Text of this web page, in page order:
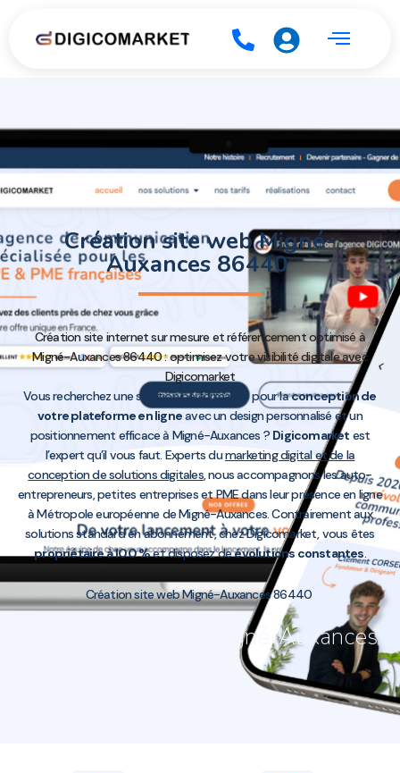
Création site web Migné-
Auxances 86440
Création site internet sur mesure et référencement optimisé à
Migné-Auxances 86440 : optimisez votre visibilité digitale avec
Digicomarket
Vous recherchez une solution performante pour laconception de
votre plateforme en ligneavec un design personnalisé et un
positionnement efficace à Migné-Auxances ? Digicomarket est
l’expert qu’il vous faut. Experts dumarketing digital et de la
conception de solutions digitales, nous accompagnons les auto-
entrepreneurs, petites entreprises et PME dans leur présence en ligne
à Métropole européenne de Migné-Auxances. Contrairement aux
solutions standard en abonnement, chez Digicomarket, vous êtes
propriétaire à 100 %et disposez deévolutions constantes
Création site web Migné-Auxances 86440
Création site web Migné-Auxances